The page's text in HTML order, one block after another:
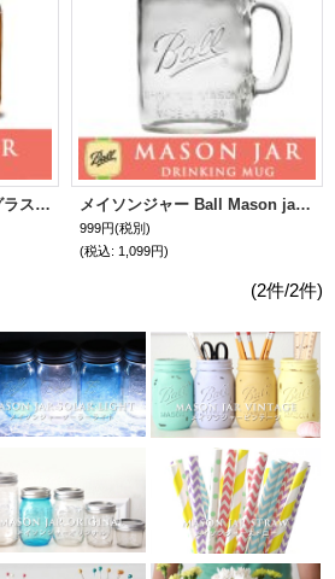
メイソンジャーショットグラス ウイスキーやウォッカに Mason jar ショットグラス クリア メイソンジャー Ball Mason jar タンブラー クリア ワイドマウスマグカップ 24oz
999円(税別)
(税込: 1,099円)
(2件/2件)